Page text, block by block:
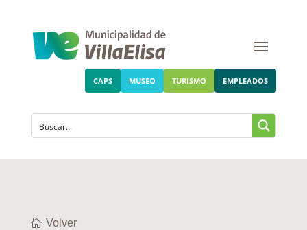
CAPS MUSEO TURISMO EMPLEADOS
Volver